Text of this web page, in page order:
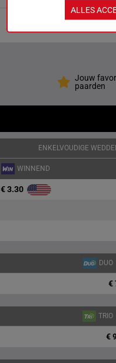
Jouw
paarden
ENKELVOUDIGE
WINNEND
€ 3.30
DUO
€
TRIO
€
ALLES